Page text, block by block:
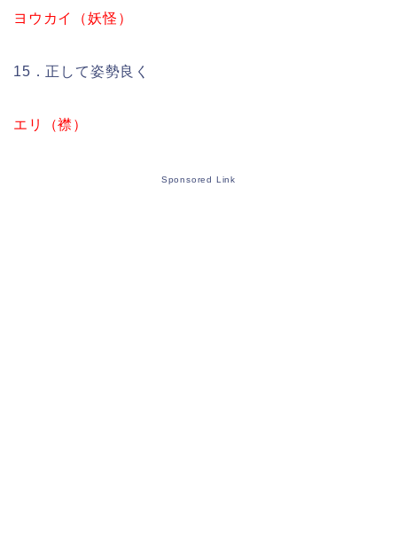
ヨウカイ（妖怪）
15．正して姿勢良く
エリ（襟）
Sponsored Link